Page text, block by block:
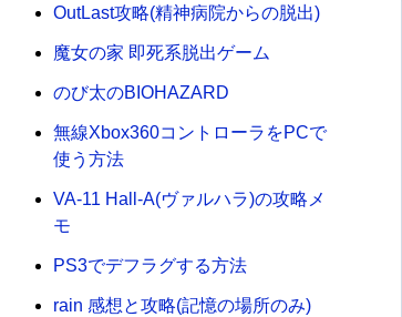
OutLast攻略(精神病院からの脱出)
魔女の家 即死系脱出ゲーム
のび太のBIOHAZARD
無線Xbox360コントローラをPCで
使う方法
VA-11 Hall-A(ヴァルハラ)の攻略メ
モ
PS3でデフラグする方法
rain 感想と攻略(記憶の場所のみ)